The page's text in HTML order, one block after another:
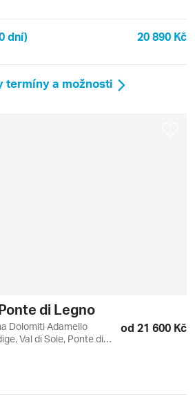
dní) 20 890 Kč
termíny a možnosti
di Legno
Dolomiti Adamello
Val di Sole, Ponte di
od 21 600 Kč